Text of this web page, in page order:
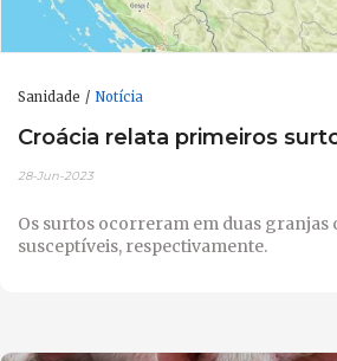
Sanidade Notícia
Croácia relata primeiros
28-Jun-2023
Os surtos ocorreram em duas granjas
susceptíveis, respectivamente.